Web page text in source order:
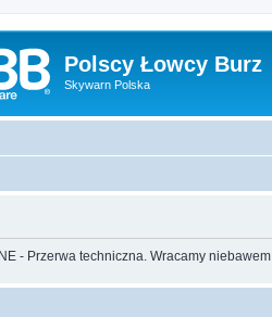
Polscy Łowcy Burz
Skywarn Polska
- Przerwa techniczna. Wracamy niebawem